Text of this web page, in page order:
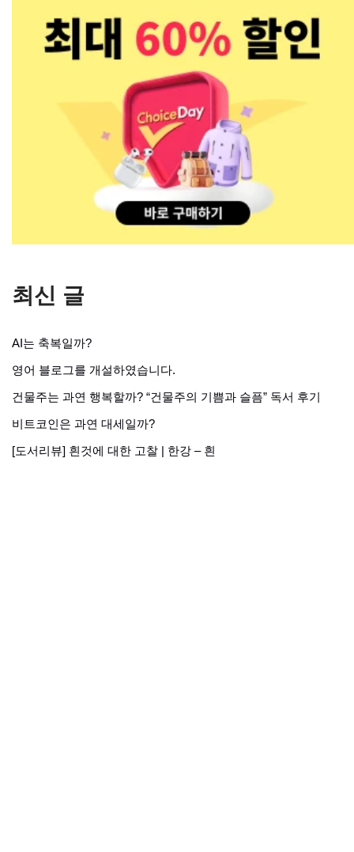
최신 글
AI는 축복일까?
영어 블로그를 개설하였습니다.
건물주는 과연 행복할까? “건물주의 기쁨과 슬픔” 독서 후기
비트코인은 과연 대세일까?
[도서리뷰] 흰것에 대한 고찰 | 한강 – 흰